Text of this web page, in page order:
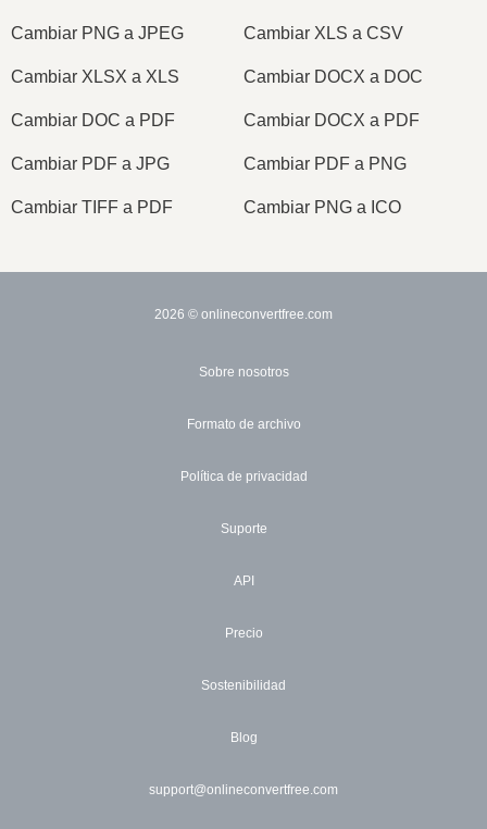
Cambiar PNG a JPEG Cambiar XLS a CSV
Cambiar XLSX a XLS Cambiar DOCX a DOC
Cambiar DOC a PDF Cambiar DOCX a PDF
Cambiar PDF a JPG Cambiar PDF a PNG
Cambiar TIFF a PDF Cambiar PNG a ICO
2026 © onlineconvertfree.com
Sobre nosotros
Formato de archivo
Política de privacidad
Suporte
API
Precio
Sostenibilidad
Blog
support@onlineconvertfree.com